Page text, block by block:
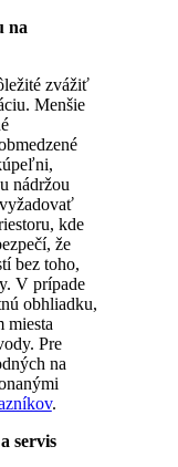
na
zvážiť
Menšie
nádržou
kde
že
bez toho,
V prípade
obhliadku,
miesta
Pre
na
.
servis